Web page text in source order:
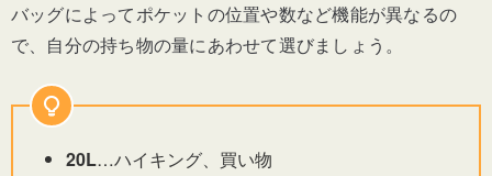
バッグによってポケットの位置や数など機能が異なるの
で、自分の持ち物の量にあわせて選びましょう。
20L…ハイキング、買い物